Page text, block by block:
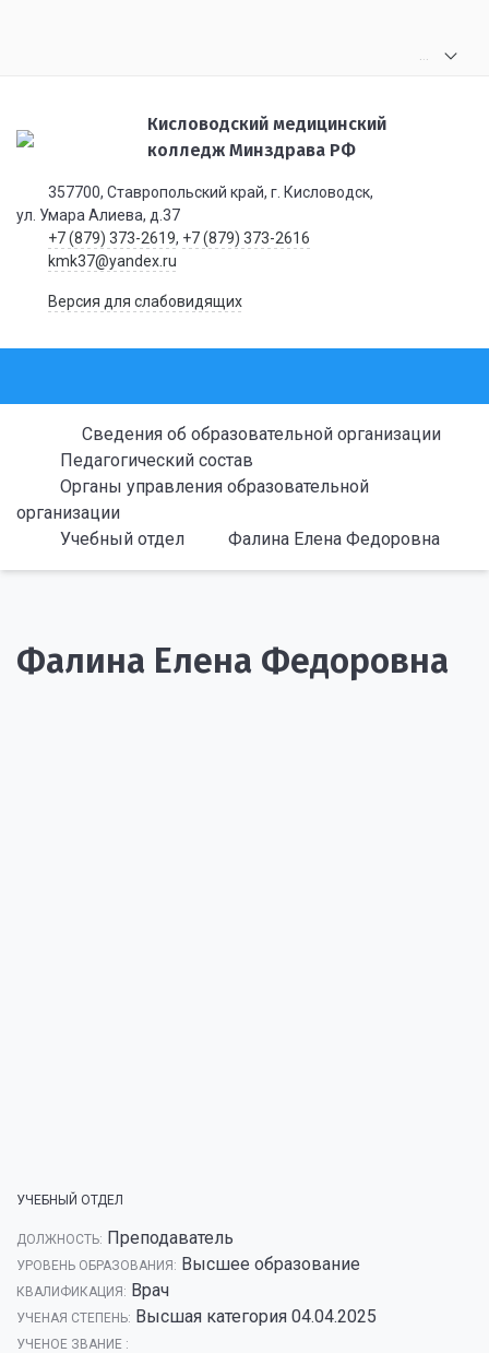
Кисловодский медицинский
колледж Минздрава РФ
357700, Ставропольский край, г. Кисловодск,
ул. Умара Алиева, д.37
+7 (879) 373-2619, +7 (879) 373-2616
kmk37@yandex.ru
Версия для слабовидящих
Сведения об образовательной организации
Педагогический состав
Органы управления образовательной
организации
Учебный отдел
Фалина Елена Федоровна
Фалина Елена Федоровна
УЧЕБНЫЙ ОТДЕЛ
ДОЛЖНОСТЬ: Преподаватель
УРОВЕНЬ ОБРАЗОВАНИЯ: Высшее образование
КВАЛИФИКАЦИЯ: Врач
УЧЕНАЯ СТЕПЕНЬ: Высшая категория 04.04.2025
УЧЕНОЕ ЗВАНИЕ :